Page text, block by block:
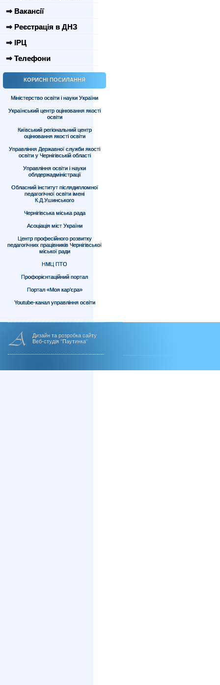
⇒ Вакансії
⇒ Реєстрація в ДНЗ
⇒ ІРЦ
⇒ Телефони
КОРИСНІ ПОСИЛАННЯ
Міністерство освіти і науки України
Український центр оцінювання якості
освіти
Київський регіональний центр
оцінювання якості освіти
Управління Державної служби якості
освіти у Чернігівській області
Управління освіти і науки
облдержадміністрації
Обласний інститут післядипломної
педагогічної освіти імені
К.Д.Ушинського
Чернігівська міська рада
Асоціація міст України
Центр професійного розвитку
педагогічних працівників Чернігівської
міської ради
НМЦ ПТО
Профорієнтаційний портал
Портал «Моя кар’єра»
Youtube-канал управління освіти
Дизайн та розробка сайту
Веб-студія "Паутинка"